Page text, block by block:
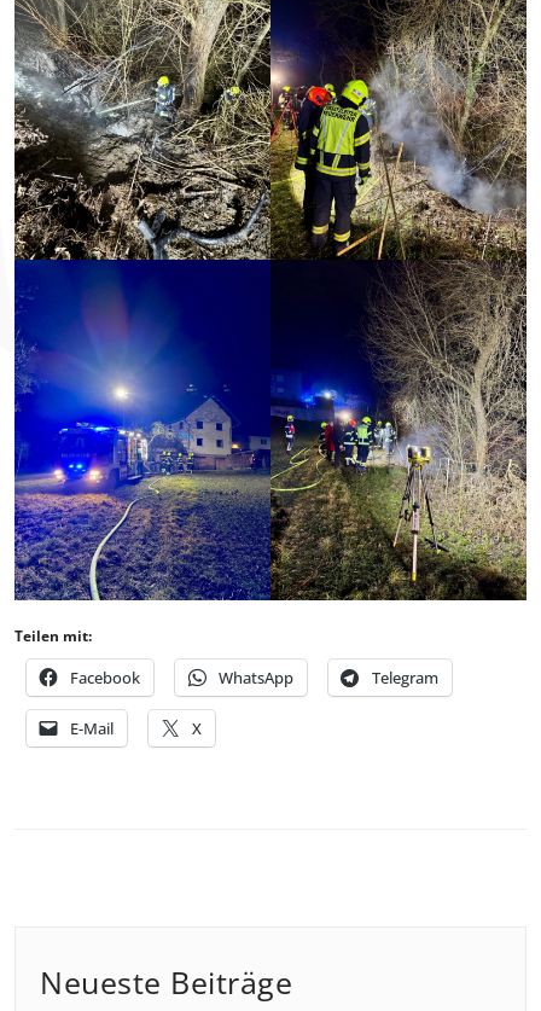
Teilen mit:
Facebook WhatsApp Telegram
E-Mail X
Neueste Beiträge